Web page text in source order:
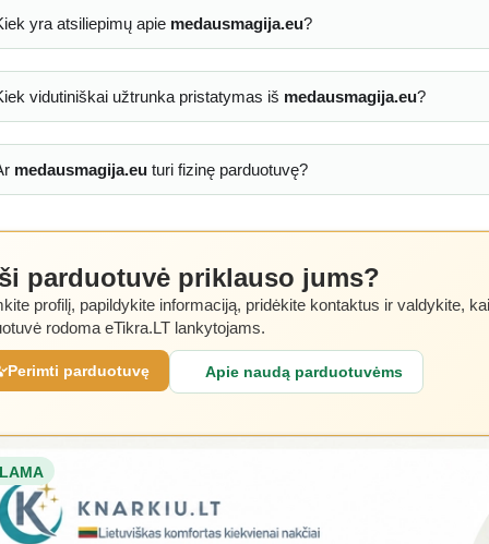
yra atsiliepimų apie medausmagija.eu?
vidutiniškai užtrunka pristatymas iš medausmagija.eu?
medausmagija.euturi fizinę parduotuvę?
parduotuvė priklauso jums?
profilį, papildykite informaciją, pridėkite kontaktus ir valdykite,
rodoma eTikra.LT lankytojams.
Perimti parduotuvę Apie naudą parduotuvėms